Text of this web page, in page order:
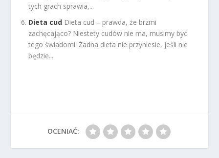
tych grach sprawia,...
Dieta cud Dieta cud – prawda, że brzmi
zachęcająco? Niestety cudów nie ma, musimy być
tego świadomi. Żadna dieta nie przyniesie, jeśli nie
będzie...
OCENIAĆ: